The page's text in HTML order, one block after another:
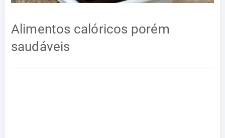
Alimentos calóricos porém
saudáveis